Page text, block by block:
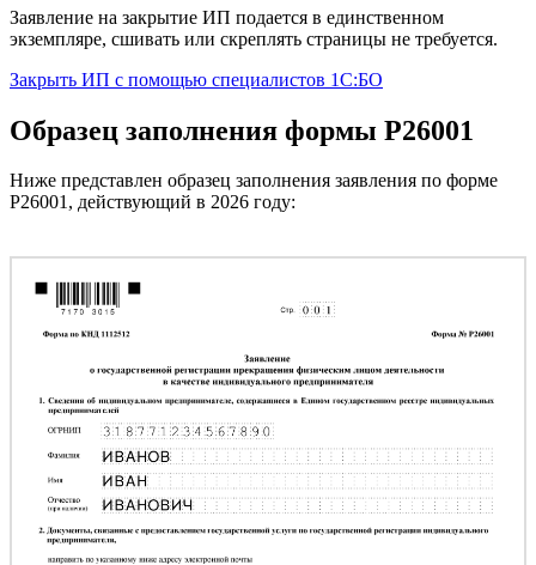
Заявление на закрытие ИП подается в единственном
экземпляре, сшивать или скреплять страницы не требуется.
Закрыть ИП c помощью специалистов 1С:БО
Образец заполнения формы Р26001
Ниже представлен образец заполнения заявления по форме
Р26001, действующий в 2026 году: